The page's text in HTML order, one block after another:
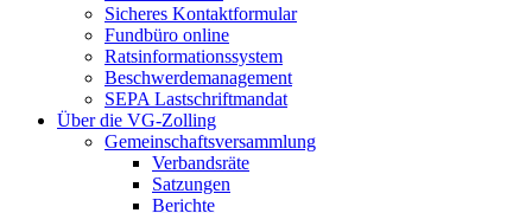
Sicheres Kontaktformular
Fundbüro online
Ratsinformationssystem
Beschwerdemanagement
SEPA Lastschriftmandat
Über die VG-Zolling
Gemeinschaftsversammlung
Verbandsräte
Satzungen
Berichte